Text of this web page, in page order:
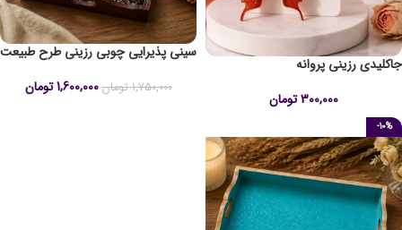
جاکلیدی رزینی پروانه
300,000تومان
سینی پذیرایی چوبی رزینی طرح طبیعت
1,750,000 تومان 1,600,000 تومان
-10%